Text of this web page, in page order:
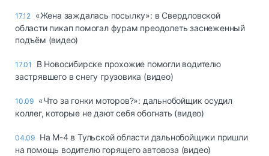
17.12 «Жена заждалась посылку»: в Свердловской
области пикап помогал фурам преодолеть заснеженный
подъём (видео)
17.01
В Новосибирске прохожие помогли водителю
застрявшего в снегу грузовика (видео)
10.09 «Что за гонки моторов?»: дальнобойщик осудил
коллег, которые не дают себя обогнать (видео)
04.09 На М-4 в Тульской области дальнобойщики пришли
на помощь водителю горящего автовоза (видео)